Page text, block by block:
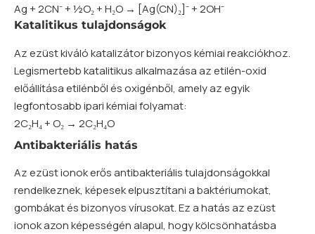
Ag + 2CN⁻ + ½O₂ + H₂O → [Ag(CN)₂]⁻ + 2OH⁻
Katalitikus tulajdonságok
Az ezüst kiváló katalizátor bizonyos kémiai reakciókhoz.
Legismertebb katalitikus alkalmazása az etilén-oxid
előállítása etilénből és oxigénből, amely az egyik
legfontosabb ipari kémiai folyamat:
2C₂H₄ + O₂ → 2C₂H₄O
Antibakteriális hatás
Az ezüst ionok erős antibakteriális tulajdonságokkal
rendelkeznek, képesek elpusztítani a baktériumokat,
gombákat és bizonyos vírusokat. Ez a hatás az ezüst
ionok azon képességén alapul, hogy kölcsönhatásba